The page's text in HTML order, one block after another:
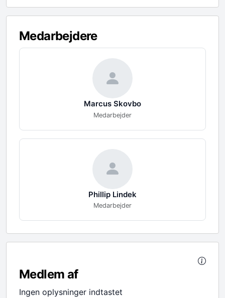
Medarbejdere
Marcus Skovbo
Medarbejder
Phillip Lindek
Medarbejder
Medlem af
Ingen oplysninger indtastet